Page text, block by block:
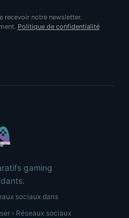
recevoir notre newsletter.
Politique de confidentialité
gaming
sociaux dans
› Réseaux sociaux